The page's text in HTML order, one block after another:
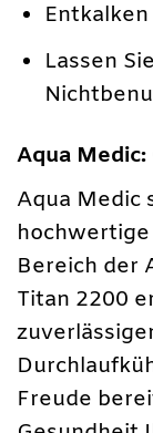
Lassen
Aqua
Aqua Medic
Bereich der
Titan 2200
Freude